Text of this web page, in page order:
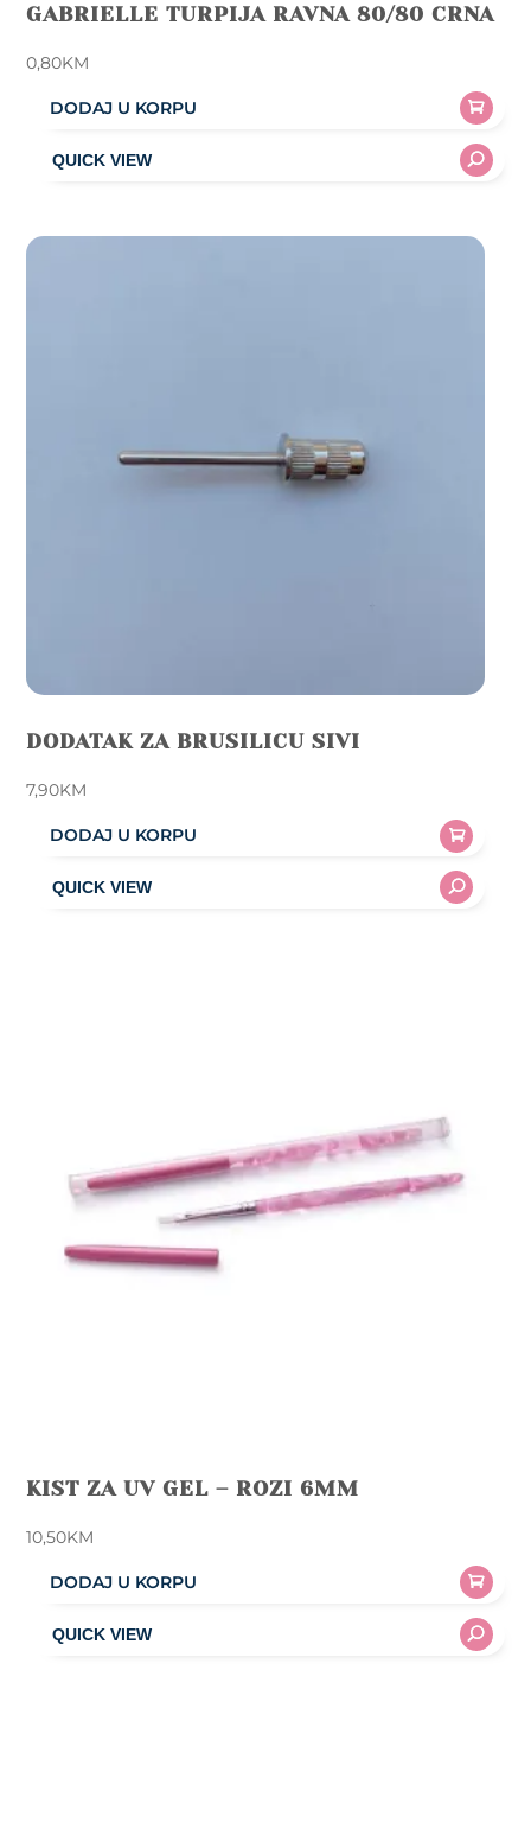
GABRIELLE TURPIJA RAVNA 80/80 CRNA
0,80KM
DODAJ U KORPU
DODATAK ZA BRUSILICU SIVI
7,90KM
DODAJ U KORPU
KIST ZA UV GEL – ROZI 6MM
10,50KM
DODAJ U KORPU